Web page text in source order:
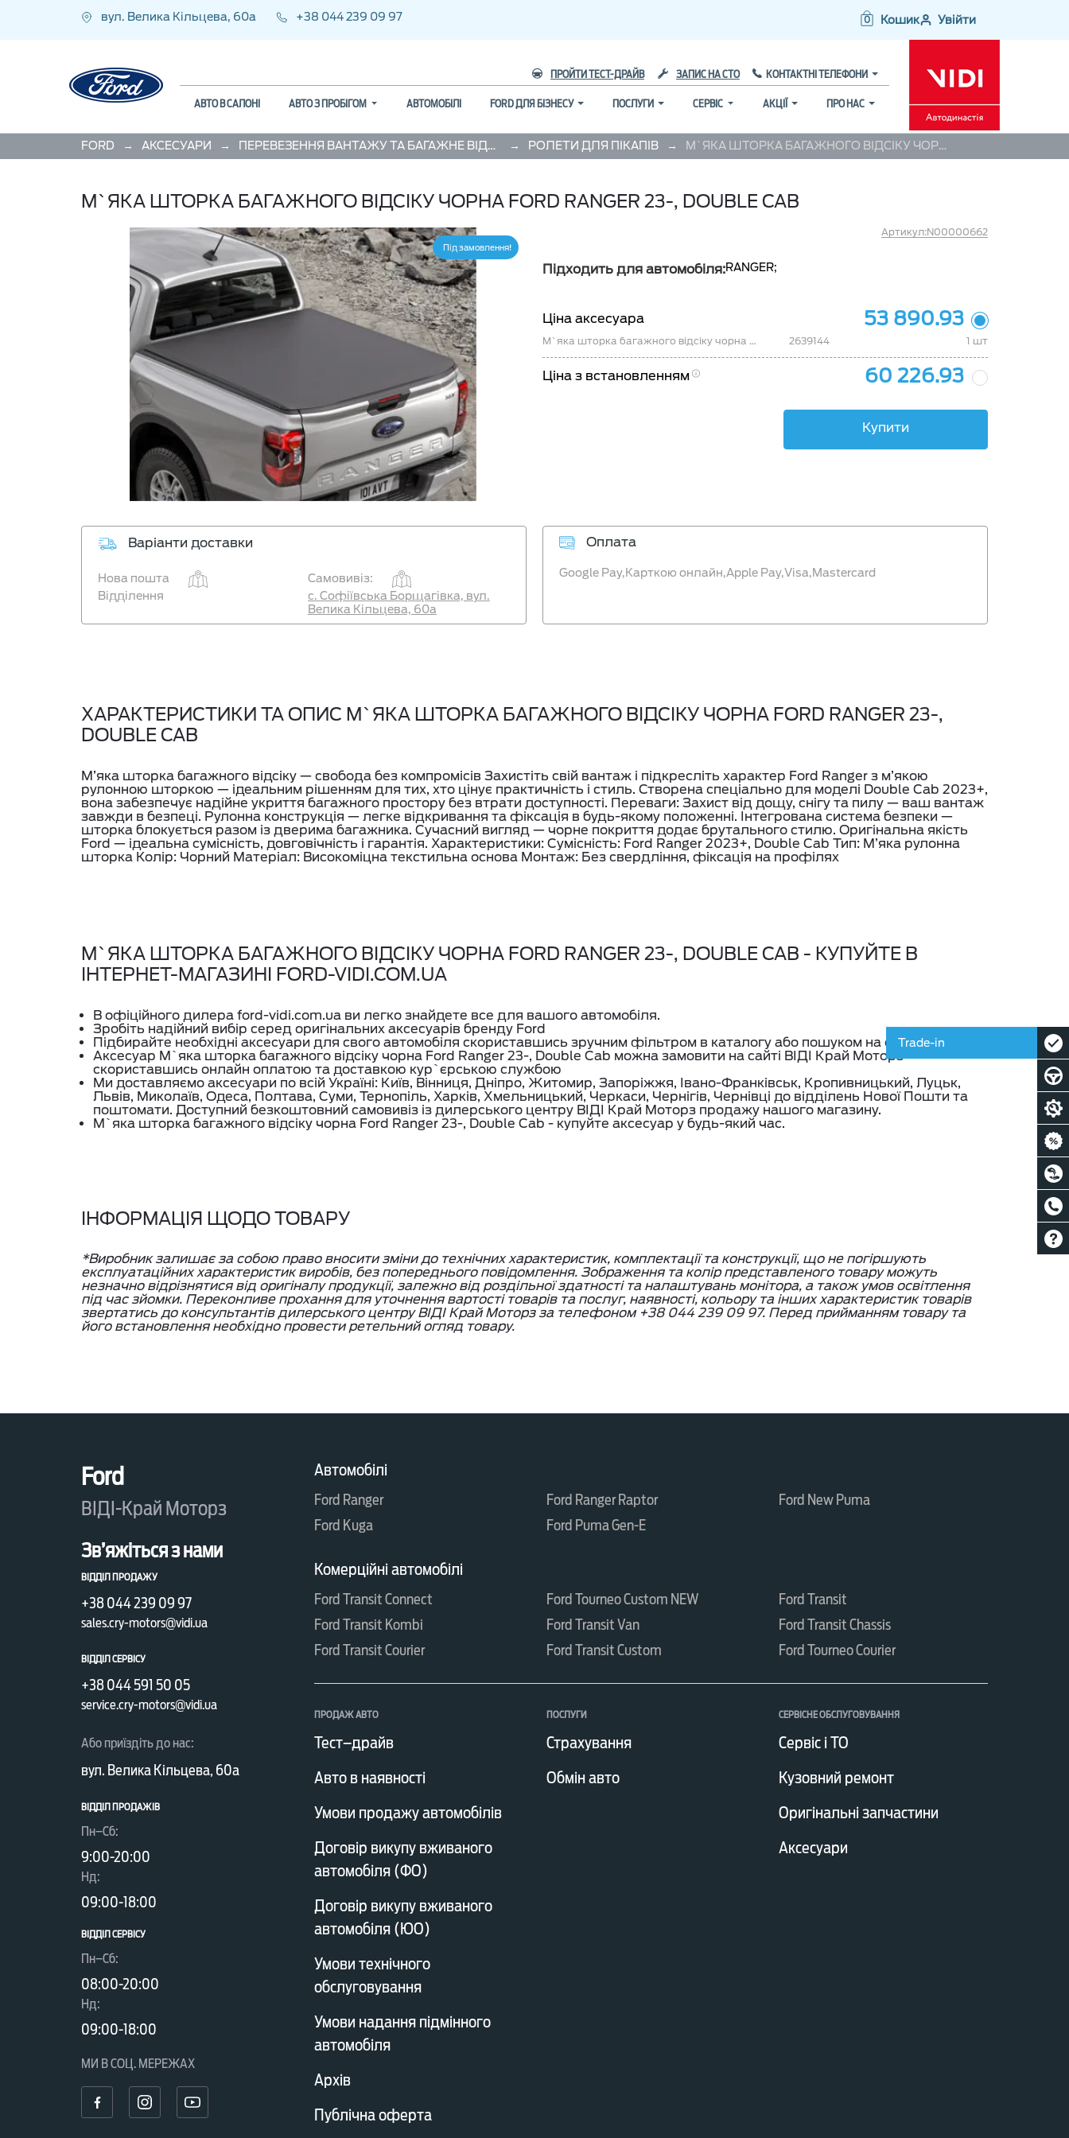
вул. Велика Кільцева, 60а +38 044 239 09 97 Увійти
0 Кошик
ПРОЙТИ ТЕСТ-ДРАЙВ ЗАПИС НА СТО КОНТАКТНІ ТЕЛЕФОНИ
АВТО В САЛОНІ АВТО З ПРОБІГОМ АВТОМОБІЛІ FORD ДЛЯ БІЗНЕСУ ПОСЛУГИ СЕРВІС АКЦІЇ ПРО НАС
FORD → АКСЕСУАРИ → ПЕРЕВЕЗЕННЯ ВАНТАЖУ ТА БАГАЖНЕ ВІДДІЛЕННЯ → РОЛЕТИ ДЛЯ ПІКАПІВ → М`ЯКА ШТОРКА БАГАЖНОГО ВІДСІКУ ЧОРНА FORD RANGER 23-, DOUBLE CAB
М`ЯКА ШТОРКА БАГАЖНОГО ВІДСІКУ ЧОРНА FORD RANGER 23-, DOUBLE CAB
Під замовлення
Артикул:N00000662
Підходить для автомобіля:RANGER;
Ціна аксесуара 53 890.93
М`яка шторка багажного відсіку чорна Ford Ranger 23-, Double Cab 2639144 1 шт
Ціна з встановленням 60 226.93
Купити
Варіанти доставки
Нова пошта
Самовивіз:
Відділення
с. Софіївська Борщагівка, вул.
Велика Кільцева, 60а
Оплата
Google Pay,Карткою онлайн,Apple Pay,Visa,Mastercard
ХАРАКТЕРИСТИКИ ТА ОПИС М`ЯКА ШТОРКА БАГАЖНОГО ВІДСІКУ ЧОРНА FORD RANGER 23-,
DOUBLE CAB
М’яка шторка багажного відсіку — свобода без компромісів Захистіть свій вантаж і підкресліть характер Ford Ranger з м’якою
рулонною шторкою — ідеальним рішенням для тих, хто цінує практичність і стиль. Створена спеціально для моделі Double Cab 2023+,
вона забезпечує надійне укриття багажного простору без втрати доступності. Переваги: Захист від дощу, снігу та пилу — ваш вантаж
завжди в безпеці. Рулонна конструкція — легке відкривання та фіксація в будь-якому положенні. Інтегрована система безпеки —
шторка блокується разом із дверима багажника. Сучасний вигляд — чорне покриття додає брутального стилю. Оригінальна якість
Ford — ідеальна сумісність, довговічність і гарантія. Характеристики: Сумісність: Ford Ranger 2023+, Double Cab Тип: М’яка рулонна
шторка Колір: Чорний Матеріал: Високоміцна текстильна основа Монтаж: Без свердління, фіксація на профілях
М`ЯКА ШТОРКА БАГАЖНОГО ВІДСІКУ ЧОРНА FORD RANGER 23-, DOUBLE CAB - КУПУЙТЕ В
ІНТЕРНЕТ-МАГАЗИНІ FORD-VIDI.COM.UA
В офіційного дилера ford-vidi.com.ua ви легко знайдете все для вашого автомобіля.
Зробіть надійний вибір серед оригінальних аксесуарів бренду Ford
Підбирайте необхідні аксесуари для свого автомобіля скориставшись зручним фільтром в каталогу або пошуком на сайті
Аксесуар М`яка шторка багажного відсіку чорна Ford Ranger 23-, Double Cab можна замовити на сайті ВІДІ Край Моторз
скориставшись онлайн оплатою та доставкою кур`єрською службою
Ми доставляємо аксесуари по всій Україні: Київ, Вінниця, Дніпро, Житомир, Запоріжжя, Івано-Франківськ, Кропивницький, Луцьк,
Львів, Миколаїв, Одеса, Полтава, Суми, Тернопіль, Харків, Хмельницький, Черкаси, Чернігів, Чернівці до відділень Нової Пошти та
поштомати. Доступний безкоштовний самовивіз із дилерського центру ВІДІ Край Моторз продажу нашого магазину.
М`яка шторка багажного відсіку чорна Ford Ranger 23-, Double Cab - купуйте аксесуар у будь-який час.
ІНФОРМАЦІЯ ЩОДО ТОВАРУ
*Виробник залишає за собою право вносити зміни до технічних характеристик, комплектації та конструкції, що не погіршують
експлуатаційних характеристик виробів, без попереднього повідомлення. Зображення та колір представленого товару можуть
незначно відрізнятися від оригіналу продукції, залежно від роздільної здатності та налаштувань монітора, а також умов освітлення
під час зйомки. Переконливе прохання для уточнення вартості товарів та послуг, наявності, кольору та інших характеристик товарів
звертатись до консультантів дилерського центру ВІДІ Край Моторз за телефоном +38 044 239 09 97. Перед прийманням товару та
його встановлення необхідно провести ретельний огляд товару.
Ford
ВІДІ-Край Моторз
Зв’яжіться з нами
ВІДДІЛ ПРОДАЖУ
+38 044 239 09 97
sales.cry-motors@vidi.ua
ВІДДІЛ СЕРВІСУ
+38 044 591 50 05
service.cry-motors@vidi.ua
Або приїздіть до нас:
вул. Велика Кільцева, 60а
ВІДДІЛ ПРОДАЖІВ
Пн–Сб:
9:00-20:00
Нд:
09:00-18:00
ВІДДІЛ CЕРВІСУ
Пн–Сб:
08:00-20:00
Нд:
09:00-18:00
МИ В СОЦ. МЕРЕЖАХ
Автомобілі
Ford Ranger Ford Ranger Raptor
Ford New Puma
Ford Kuga
Ford Puma Gen-E
Комерційні автомобілі
Ford Transit Connect Ford Tourneo Custom NEW
Ford Transit
Ford Transit Kombi
Ford Transit Van
Ford Transit Chassis
Ford Transit Courier
Ford Transit Custom Ford Tourneo Courier
ПРОДАЖ АВТО
Тест–драйв
Авто в наявності
Умови продажу автомобілів
Договір викупу вживаного
автомобіля (ФО)
Договір викупу вживаного
автомобіля (ЮО)
Умови технічного
обслуговування
Умови надання підмінного
автомобіля
Архів
Публічна оферта
ПОСЛУГИ
Страхування
Обмін авто
СЕРВІСНЕ ОБСЛУГОВУВАННЯ
Сервіс і ТО
Кузовний ремонт
Оригінальні запчастини
Аксесуари
Trade-in